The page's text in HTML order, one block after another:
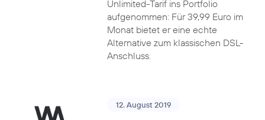
Unlimited-Tarif ins Portfolio
aufgenommen: Für 39,99 Euro im
Monat bietet er eine echte
Alternative zum klassischen DSL-
Anschluss.
12. August 2019